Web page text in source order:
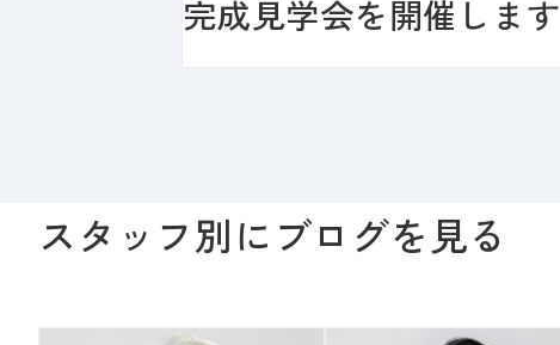
完成見学会を開催します
スタッフ別にブログを見る